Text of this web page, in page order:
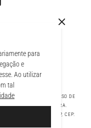
para
e
Ao utilizar
tal
SEU PREÇO. EM CASO DE
FINALIZAÇÃO DA COMPRA.
- TAMBORÉ BARUERI - SP, CEP: